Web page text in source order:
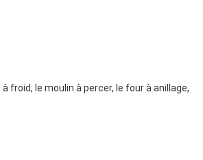
froid, le moulin à percer, le four à anillage,